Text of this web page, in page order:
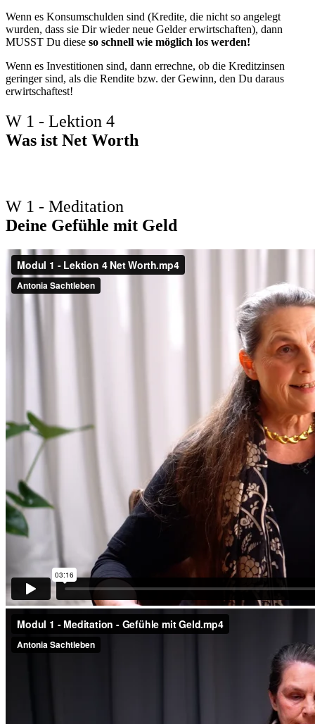
Wenn es Konsumschulden sind (Kredite, die nicht so angelegt
wurden, dass sie Dir wieder neue Gelder erwirtschaften), dann
MUSST Du diese so schnell wie möglich los werden!
Wenn es Investitionen sind, dann errechne, ob die Kreditzinsen
geringer sind, als die Rendite bzw. der Gewinn, den Du daraus
erwirtschaftest!
W 1 - Lektion 4
Was ist Net Worth
W 1 - Meditation
Deine Gefühle mit Geld